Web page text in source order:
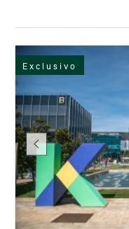
Exclusivo